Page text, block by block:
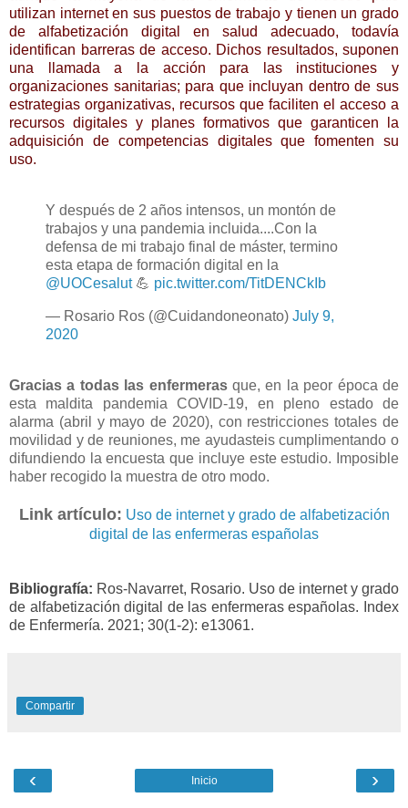
utilizan internet en sus puestos de trabajo y tienen un grado
de alfabetización digital en salud adecuado, todavía
identifican barreras de acceso. Dichos resultados, suponen
una llamada a la acción para las instituciones y
organizaciones sanitarias; para que incluyan dentro de sus
estrategias organizativas, recursos que faciliten el acceso a
recursos digitales y planes formativos que garanticen la
adquisición de competencias digitales que fomenten su
uso.
Y después de 2 años intensos, un montón de
trabajos y una pandemia incluida....Con la
defensa de mi trabajo final de máster, termino
esta etapa de formación digital en la
@UOCesalut💪 pic.twitter.com/TitDENCkIb
— Rosario Ros (@Cuidandoneonato) July 9,
2020
Gracias a todas las enfermerasque, en la peor época de
esta maldita pandemia COVID-19, en pleno estado de
alarma (abril y mayo de 2020), con restricciones totales de
movilidad y de reuniones, me ayudasteis cumplimentando o
difundiendo la encuesta que incluye este estudio. Imposible
haber recogido la muestra de otro modo.
Link artículo: Uso de internet y grado de alfabetización
digital de las enfermeras españolas
Bibliografía: Ros-Navarret, Rosario. Uso de internet y grado
de alfabetización digital de las enfermeras españolas. Index
de Enfermería. 2021; 30(1-2): e13061.
Compartir
‹ ›
Inicio